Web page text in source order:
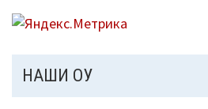
НАШИ ОУ